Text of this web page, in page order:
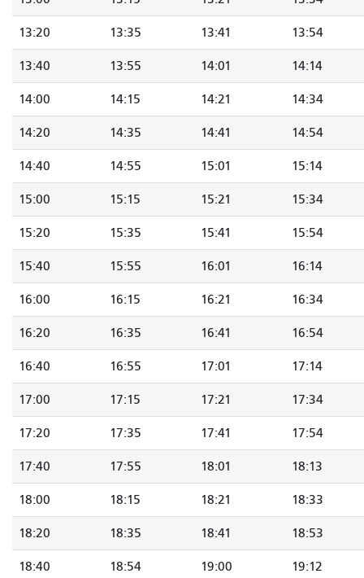
13:20 13:35 13:41 13:54
13:40 13:55 14:01 14:14
14:00 14:15 14:21 14:34
14:20 14:35 14:41 14:54
14:40 14:55 15:01 15:14
15:00 15:15 15:21 15:34
15:20 15:35 15:41 15:54
15:40 15:55 16:01 16:14
16:00 16:15 16:21 16:34
16:20 16:35 16:41 16:54
16:40 16:55 17:01 17:14
17:00 17:15 17:21 17:34
17:20 17:35 17:41 17:54
17:40 17:55 18:01 18:13
18:00 18:15 18:21 18:33
18:20 18:35 18:41 18:53
18:40 18:54 19:00 19:12